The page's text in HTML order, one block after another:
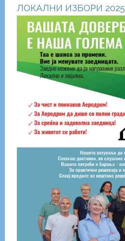
ЛОКАЛНИ ИЗБОРИ 2025